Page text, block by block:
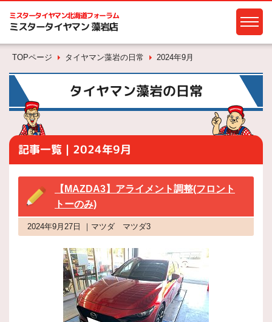
ミスタータイヤマン北海道フォーラム
ミスタータイヤマン 藻岩店
TOPページ タイヤマン藻岩の日常 2024年9月
タイヤマン藻岩の日常
記事一覧｜2024年9月
【MAZDA3】アライメント調整(フロント
トーのみ)
2024年9月27日 ｜マツダ マツダ3